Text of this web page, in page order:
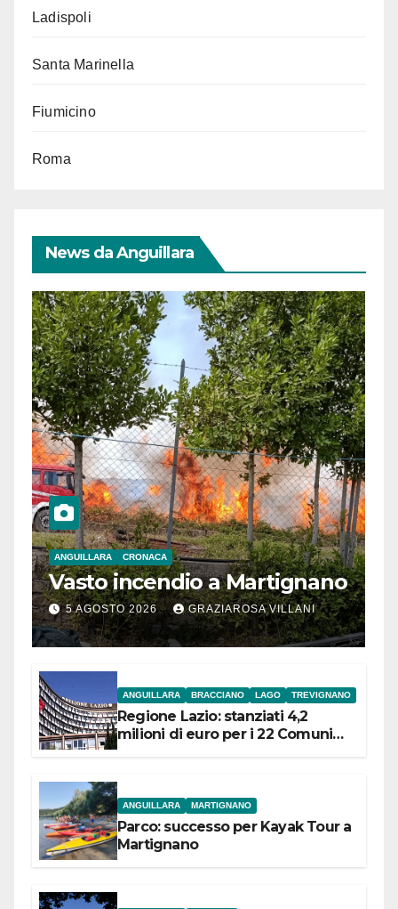
Ladispoli
Santa Marinella
Fiumicino
Roma
News da Anguillara
ANGUILLARA CRONACA
Vasto incendio a Martignano
5 AGOSTO 2026 GRAZIAROSA VILLANI
ANGUILLARA BRACCIANO LAGO TREVIGNANO
Regione Lazio: stanziati 4,2
milioni di euro per i 22 Comuni
ANGUILLARA MARTIGNANO
Parco: successo per Kayak Tour a
Martignano